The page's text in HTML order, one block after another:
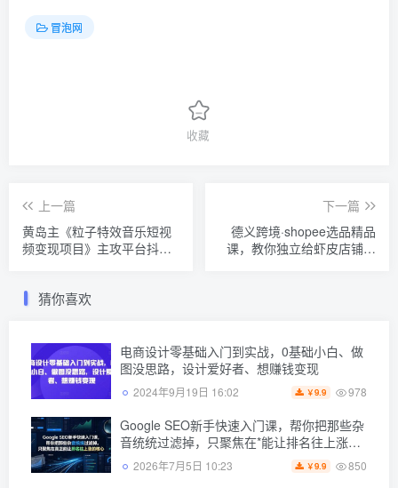
冒泡网
收藏
上一篇
黄岛主《粒子特效音乐短视
频变现项目》主攻平台抖
下一篇
德义跨境·shopee选品精品
课，教你独立给虾皮店铺选
猜你喜欢
电商设计零基础入门到实战，0基础小白、做
图没思路，设计爱好者、想赚钱变现
2024年9月19日 16:02 ￥9.9 978
Google SEO新手快速入门课，帮你把那些杂
音统统过滤掉，只聚焦在*能让排名往上涨的*
动作【原创双语字幕】
2026年7月5日 10:23 ￥9.9 850